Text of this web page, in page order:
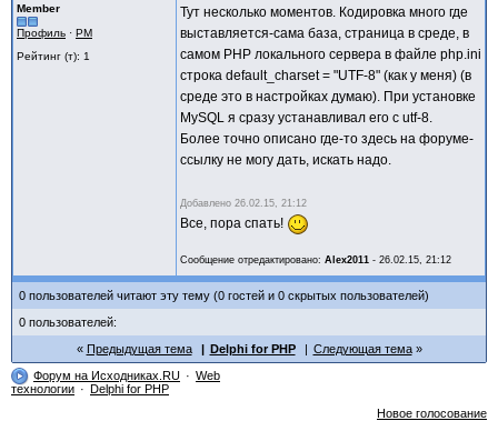
Member
Профиль · PM
Рейтинг (т): 1
Тут несколько моментов. Кодировка много где
выставляется-сама база, страница в среде, в
самом РНР локального сервера в файле php.ini
строка default_charset = "UTF-8" (как у меня) (в
среде это в настройках думаю). При установке
MySQL я сразу устанавливал его с utf-8.
Более точно описано где-то здесь на форуме-
ссылку не могу дать, искать надо.
Добавлено 26.02.15, 21:12
Все, пора спать!
Сообщение отредактировано: Alex2011 - 26.02.15, 21:12
0 пользователей читают эту тему (0 гостей и 0 скрытых пользователей)
0 пользователей:
Предыдущая тема
Delphi for PHP
Следующая тема
Форум на Исходниках.RU
Web
технологии
Delphi for PHP
Новое голосование